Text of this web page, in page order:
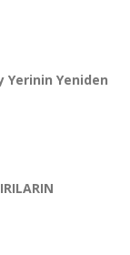
Yerinin Yeniden